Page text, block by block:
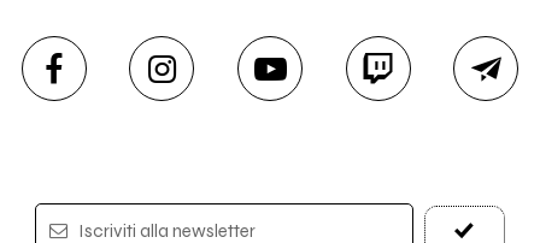
Iscriviti alla newsletter